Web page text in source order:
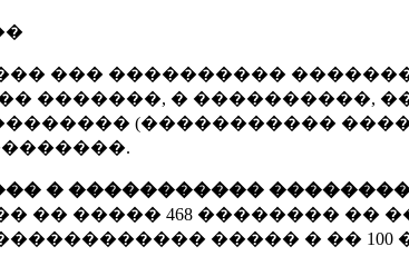
��� ����������
�������, � ����������,
(�����������
� �����������
�� ����� 468 �������� ��
����� � �� 100